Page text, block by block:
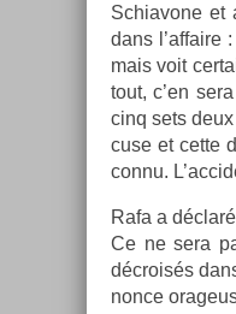
Schiavone et
dans l’af­faire
mais voit
tout, c’en
cinq sets
cuse et cette
connu.
Rafa a
Ce ne sera
décroisés
nonce